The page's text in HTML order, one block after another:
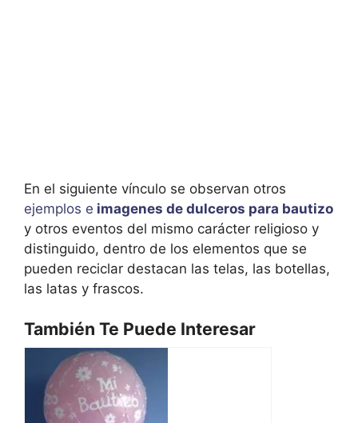
En el siguiente vínculo se observan otros
ejemplos e imagenes de dulceros para bautizo
y otros eventos del mismo carácter religioso y
distinguido, dentro de los elementos que se
pueden reciclar destacan las telas, las botellas,
las latas y frascos.
También Te Puede Interesar